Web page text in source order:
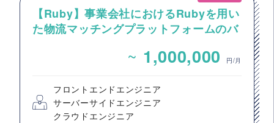
【Ruby】事業会社におけるRubyを用い
た物流マッチングプラットフォームのバ
~ 1,000,000 円/月
フロントエンドエンジニア
サーバーサイドエンジニア
クラウドエンジニア